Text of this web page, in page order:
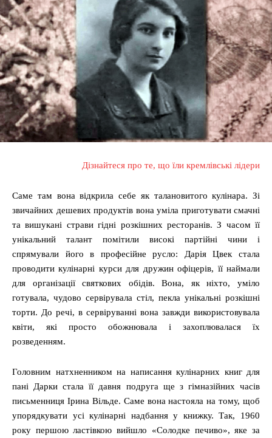
Дізнайтеся про те, що їли кремлівські лідери
Саме там вона відкрила себе як талановитого кулінара. Зі
звичайних дешевих продуктів вона уміла приготувати смачні
та вишукані страви гідні розкішних ресторанів. З часом її
унікальний талант помітили високі партійні чини і
спрямували його в професійне русло: Дарія Цвек стала
проводити кулінарні курси для дружин офіцерів, її наймали
для організації святкових обідів. Вона, як ніхто, уміло
готувала, чудово сервірувала стіл, пекла унікальні розкішні
торти. До речі, в сервіруванні вона завжди використовувала
квіти, які просто обожнювала і захоплювалася їх
розведенням.
Головним натхненником на написання кулінарних книг для
пані Дарки стала її давня подруга ще з гімназійних часів
письменниця Ірина Вільде. Саме вона настояла на тому, щоб
упорядкувати усі кулінарні надбання у книжку. Так, 1960
року першою ластівкою вийшло «Солодке печиво», яке за